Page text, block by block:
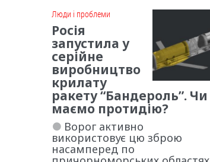
Люди і проблеми
Росія
запустила у
серійне
виробництво
крилату
ракету “Бандероль”. Чи
маємо протидію?
Ворог активно
використовує цю зброю
насамперед по